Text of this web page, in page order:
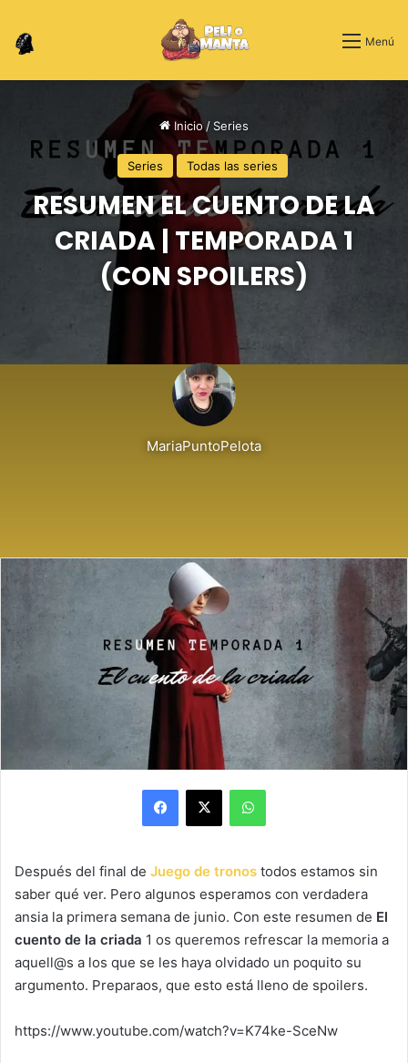
Switch skin Menú
Inicio / Series
Series Todas las series
RESUMEN EL CUENTO DE LA
CRIADA | TEMPORADA 1
(CON SPOILERS)
MariaPuntoPelota
Facebook
X WhatsApp
Después del final de Juego de tronos todos estamos sin
saber qué ver. Pero algunos esperamos con verdadera
ansia la primera semana de junio. Con este resumen de El
cuento de la criada 1 os queremos refrescar la memoria a
aquell@s a los que se les haya olvidado un poquito su
argumento. Preparaos, que esto está lleno de spoilers.
https://www.youtube.com/watch?v=K74ke-SceNw